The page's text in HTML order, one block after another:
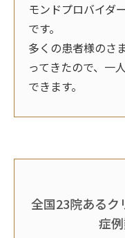
モンドプロバイダ
です。
多くの患者様のさ
ってきたので、一
できます。
全国23院あるク
症